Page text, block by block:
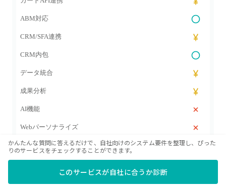
ABM対応
CRM/SFA連携
CRM内包
データ統合
成果分析
AI機能
Webパーソナライズ
広告プラットフォーム連携
かんたんな質問に答えるだけで、自社向けのシステム要件を整理し、ぴった
りのサービスをチェックすることができます。
このサービスが自社に合うか診断